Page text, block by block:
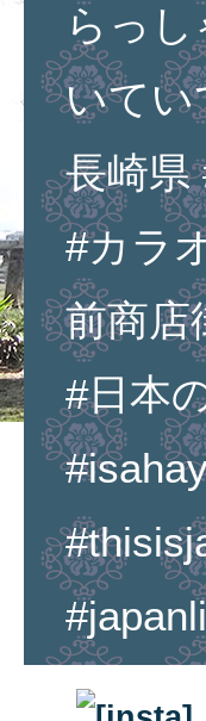
らっ
いてい
長崎県
#カラ
前商店
#日本